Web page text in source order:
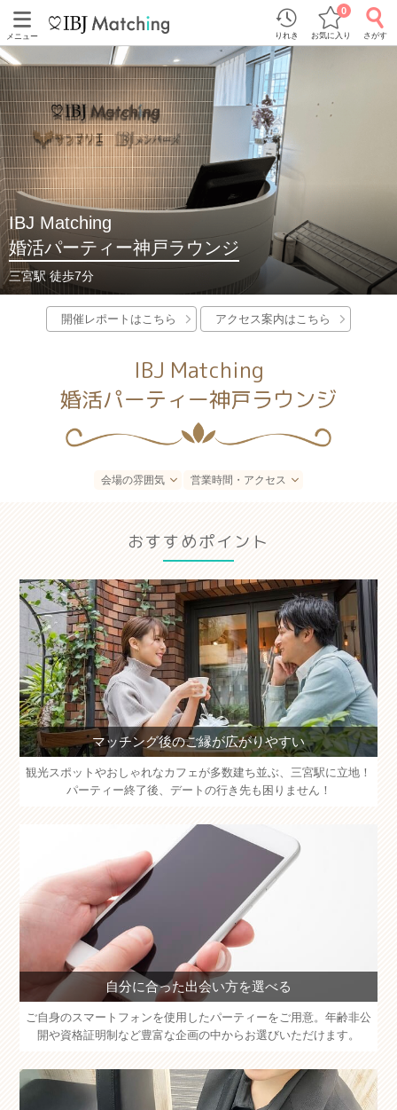
メニュー りれき お気に入り
0
さがす
IBJ Matching
婚活パーティー神戸ラウンジ
三宮駅 徒歩7分
開催レポートはこちら アクセス案内はこちら
IBJ Matching
婚活パーティー神戸ラウンジ
会場の雰囲気 営業時間・アクセス
おすすめポイント
マッチング後のご縁が広がりやすい
観光スポットやおしゃれなカフェが多数建ち並ぶ、三宮駅に立地！
パーティー終了後、デートの行き先も困りません！
自分に合った出会い方を選べる
ご自身のスマートフォンを使用したパーティーをご用意。年齢非公
開や資格証明制など豊富な企画の中からお選びいただけます。